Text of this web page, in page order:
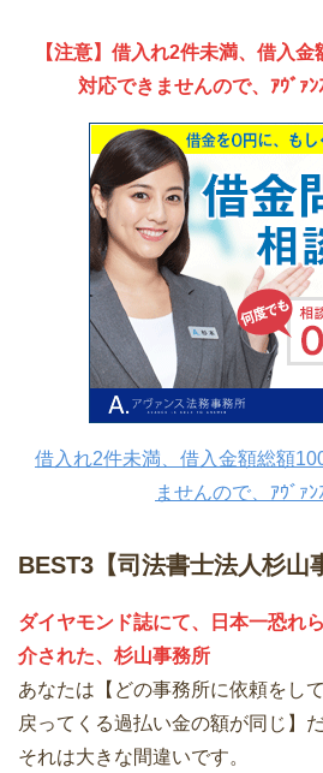
【注意】借入れ2件未満、借入
対応できませんので、ｱｳﾞｧ
借入れ2件未満、借入金額総額
ませんので、ｱｳﾞｧ
BEST3【司法書士法人杉山
ダイヤモンド誌にて、日本一恐れ
介された、杉山事務所
あなたは【どの事務所に依頼をし
戻ってくる過払い金の額が同じ】
それは大きな間違いです。